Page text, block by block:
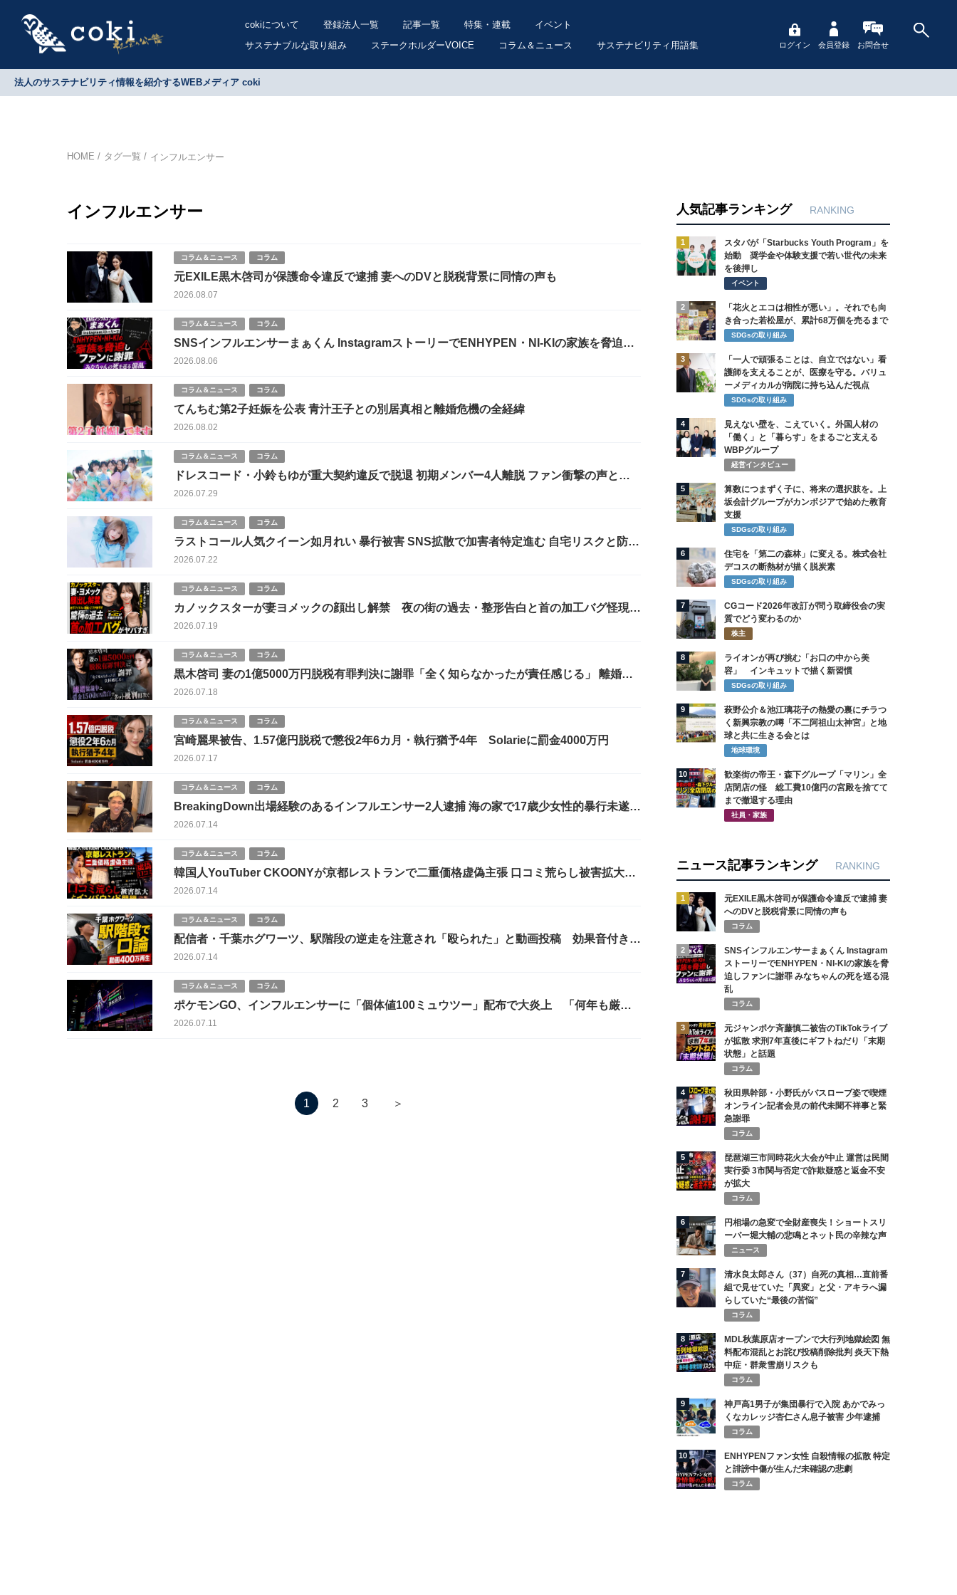
cokiについて 登録法人一覧 記事一覧 特集・連載
イベント
サステナブルな取り組み
ステークホルダーVOICE コラム＆ニュース サステナビリティ用語集 ログイン 会員登録 お問合せ
法人のサステナビリティ情報を紹介するWEBメディア coki
HOME タグ一覧 インフルエンサー
インフルエンサー
コラム＆ニュース コラム
元EXILE黒木啓司が保護命令違反で逮捕 妻へのDVと脱税背景に同情の声も
2026.08.07
コラム＆ニュース コラム
SNSインフルエンサーまぁくん InstagramストーリーでENHYPEN・NI-KIの家族を脅迫し
2026.08.06
コラム＆ニュース コラム
てんちむ第2子妊娠を公表 青汁王子との別居真相と離婚危機の全経緯
2026.08.02
コラム＆ニュース コラム
ドレスコード・小鈴もゆが重大契約違反で脱退 初期メンバー4人離脱 ファン衝撃の声とア
イドル意識の課題
2026.07.29
コラム＆ニュース コラム
ラストコール人気クイーン如月れい 暴行被害 SNS拡散で加害者特定進む 自宅リスクと防犯
対策
2026.07.22
コラム＆ニュース コラム
カノックスターが妻ヨメックの顔出し解禁 夜の街の過去・整形告白と首の加工バグ怪現象
にネット騒然！
2026.07.19
コラム＆ニュース コラム
黒木啓司 妻の1億5000万円脱税有罪判決に謝罪「全く知らなかったが責任感じる」 離婚協
議中と借金1500万円告白でネット批判相次ぐ
2026.07.18
コラム＆ニュース コラム
宮崎麗果被告、1.57億円脱税で懲役2年6カ月・執行猶予4年 Solarieに罰金4000万円
2026.07.17
コラム＆ニュース コラム
BreakingDown出場経験のあるインフルエンサー2人逮捕 海の家で17歳少女性的暴行未遂疑
い
2026.07.14
コラム＆ニュース コラム
韓国人YouTuber CKOONYが京都レストランで二重価格虚偽主張 口コミ荒らし被害拡大と
インバウンド問題
2026.07.14
コラム＆ニュース コラム
配信者・千葉ホグワーツ、駅階段の逆走を注意され「殴られた」と動画投稿 効果音付き
の“被害者ムーブ”に批判殺到
2026.07.14
コラム＆ニュース コラム
ポケモンGO、インフルエンサーに「個体値100ミュウツー」配布で大炎上 「何年も厳選
した努力は何だったのか」
2026.07.11
1 2 3 ＞
人気記事ランキング RANKING
1
スタバが「Starbucks Youth Program」を
始動 奨学金や体験支援で若い世代の未来
を後押し
イベント
2
「花火とエコは相性が悪い」。それでも向
き合った若松屋が、累計68万個を売るまで
SDGsの取り組み
3
「一人で頑張ることは、自立ではない」看
護師を支えることが、医療を守る。バリュ
ーメディカルが病院に持ち込んだ視点
SDGsの取り組み
4
見えない壁を、こえていく。外国人材の
「働く」と「暮らす」をまるごと支える
WBPグループ
経営インタビュー
5
算数につまずく子に、将来の選択肢を。上
坂会計グループがカンボジアで始めた教育
支援
SDGsの取り組み
6
住宅を「第二の森林」に変える。株式会社
デコスの断熱材が描く脱炭素
SDGsの取り組み
7
CGコード2026年改訂が問う取締役会の実
質でどう変わるのか
株主
8
ライオンが再び挑む「お口の中から美
容」 インキュットで描く新習慣
SDGsの取り組み
9
萩野公介＆池江璃花子の熱愛の裏にチラつ
く新興宗教の噂「不二阿祖山太神宮」と地
球と共に生きる会とは
地球環境
10
歓楽街の帝王・森下グループ「マリン」全
店閉店の怪 総工費10億円の宮殿を捨てて
まで撤退する理由
社員・家族
ニュース記事ランキング RANKING
1
元EXILE黒木啓司が保護命令違反で逮捕 妻
へのDVと脱税背景に同情の声も
コラム
2
SNSインフルエンサーまぁくん Instagram
ストーリーでENHYPEN・NI-KIの家族を脅
迫しファンに謝罪 みなちゃんの死を巡る混
乱
コラム
3
元ジャンポケ斉藤慎二被告のTikTokライブ
が拡散 求刑7年直後にギフトねだり「末期
状態」と話題
コラム
4
秋田県幹部・小野氏がバスローブ姿で喫煙
オンライン記者会見の前代未聞不祥事と緊
急謝罪
コラム
5
琵琶湖三市同時花火大会が中止 運営は民間
実行委 3市関与否定で詐欺疑惑と返金不安
が拡大
コラム
6
円相場の急変で全財産喪失！ショートスリ
ーパー堀大輔の悲鳴とネット民の辛辣な声
ニュース
7
清水良太郎さん（37）自死の真相…直前番
組で見せていた「異変」と父・アキラへ漏
らしていた“最後の苦悩”
コラム
8
MDL秋葉原店オープンで大行列地獄絵図 無
料配布混乱とお詫び投稿削除批判 炎天下熱
中症・群衆雪崩リスクも
コラム
9
神戸高1男子が集団暴行で入院 あかでみっ
くなカレッジ杏仁さん息子被害 少年逮捕
コラム
10
ENHYPENファン女性 自殺情報の拡散 特定
と誹謗中傷が生んだ未確認の悲劇
コラム